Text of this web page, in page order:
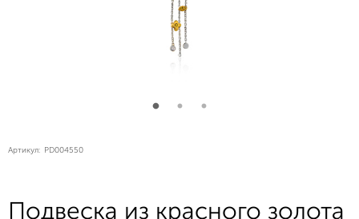
Артикул: PD004550
Подвеска из красного золота